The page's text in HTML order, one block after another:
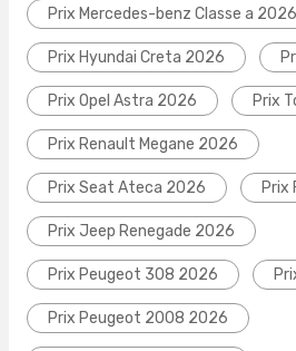
Prix Mercedes-benz Classe a 2026
Prix Hyundai Creta 2026
Prix Opel Astra 2026 Prix
Prix Renault Megane 2026
Prix Seat Ateca 2026 Prix
Prix Jeep Renegade 2026
Prix Peugeot 308 2026
Prix Peugeot 2008 2026